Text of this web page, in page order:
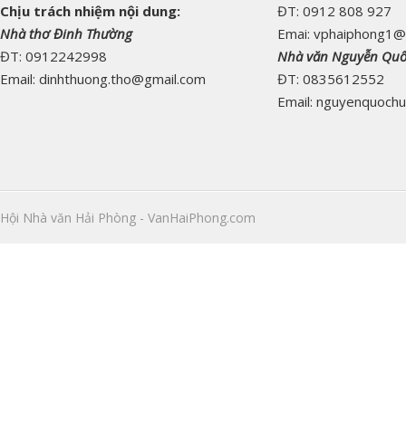
Chịu trách nhiệm nội dung:
Nhà thơ Đinh Thường
ĐT: 0912242998
Email: dinhthuong.tho@gmail.com
ĐT: 0912 808 927
Emai:
Nhà văn Nguyễn
ĐT: 0835612552
Email:
Hội Nhà văn Hải Phòng - VanHaiPhong.com